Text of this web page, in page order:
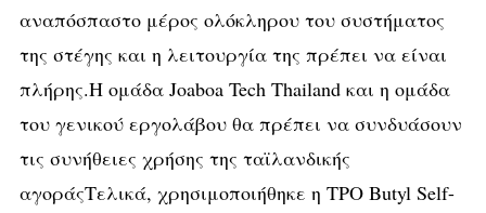
αναπόσπαστο μέρος ολόκληρου του συστήματος
της στέγης και η λειτουργία της πρέπει να είναι
πλήρης.Η ομάδα Joaboa Tech Thailand και η ομάδα
του γενικού εργολάβου θα πρέπει να συνδυάσουν
τις συνήθειες χρήσης της ταϊλανδικής
αγοράςΤελικά, χρησιμοποιήθηκε η TPO Butyl Self-